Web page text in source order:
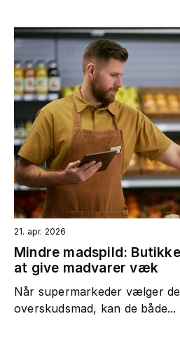
21. apr. 2026
Mindre madspild:
at give madvarer væk
Når supermarkeder vælger
overskudsmad, kan de både...